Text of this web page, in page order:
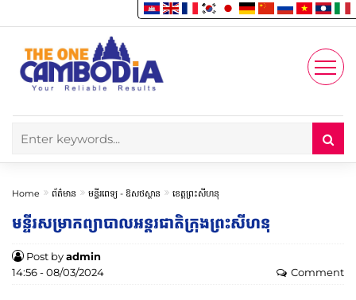
Account
Enjoy
Home ព័ត៌មាន មន្ទីរពេទ្យ -​ ឱសថស្ថាន ខេត្តព្រះសីហនុ
មន្ទីរសម្រាកព្យាបាល​អន្តរជាតិ​ក្រុង​ព្រះសីហនុ
Post byadmin
14:56 - 08/03/2024
Comment